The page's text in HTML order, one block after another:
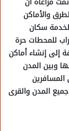
والأماكن
لخدمة سكان
للمحطات حرة
إلى إنشاء أماكن
وبين المدن
المدن والقرى